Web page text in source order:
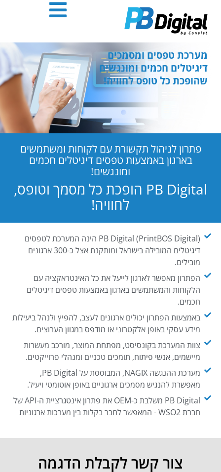
אנטר
מערכת טפסים ומסמכים
דיגיטלים חכמים ומונגשים
שהופכת כל טופס לחוויה!
פתרון לניהול תקשורת עם לקוחות ומשתמשים
בארגון באמצעות טפסים דיגיטלים חכמים
ומונגשים!
PB Digital הופכת כל מסמך וטופס,
לחוויה!
PB Digital (PrintBOS Digital) הינה המערכת לטפסים
דיגיטלים המובילה בישראל ומותקנת אצל כ-300 ארגונים
מובילים.
הפתרון מאפשר לארגון לייעל את כל האינטראקציה עם
הלקוחות והמשתמשים בארגון באמצעות טפסים דיגיטלים
חכמים.
באמצעות הפתרון יכולים ארגונים לעצב, להפיץ ולנהל ביעילות
מידע עסקי באופן אלקטרוני או מודפס במגוון הערוצים.
צוות המערכת בקונסיסט, מפתחת המוצר, מורכב מעשרות
מיישמים, אנשי פיתוח, תומכים טכניים ומנהלי פרוייקטים.
מערכת ההנגשה NAGIX, המבוססת על PB Digital,
מאפשרת להנגיש מסמכים ארגוניים באופן אוטומטי ויעיל.
PB Digital משלבת כ-OEM את פתרון אינטגרציית ה-API של
חברת WSO2 - המאפשר לחבר בקלות בין מערכות ארגוניות
צור קשר לקבלת הדגמה